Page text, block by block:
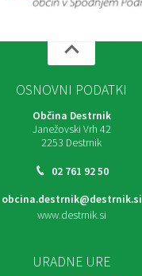
OSNOVNI PODATKI
Občina Destrnik
Janežovski Vrh 42
2253 Destrnik
02 761 92 50
obcina.destrnik@destrnik.si
www.destrnik.si
URADNE URE